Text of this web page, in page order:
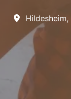
Hildesheim,